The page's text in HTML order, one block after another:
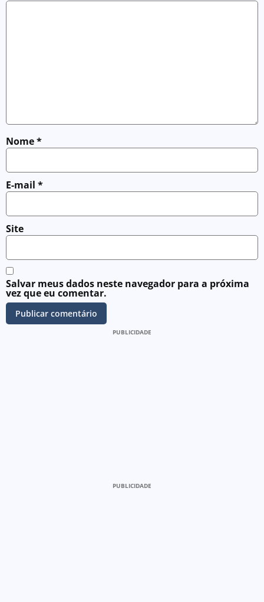
Nome*
E-mail *
Site
Salvar meus dados neste navegador para a próxima
vez que eu comentar.
PUBLICIDADE
PUBLICIDADE